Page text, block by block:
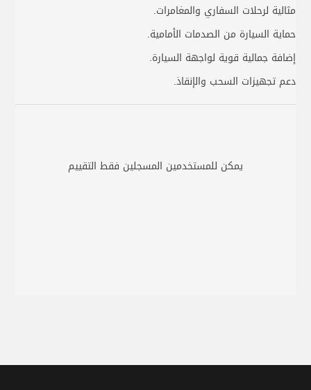
مثالية لرحلات السفاري والمغامرات.
حماية السيارة من الصدمات الأمامية.
إضافة جمالية قوية لواجهة السيارة.
دعم تجهيزات السحب والإنقاذ.
يمكن للمستخدمين المسجلين فقط التقييم